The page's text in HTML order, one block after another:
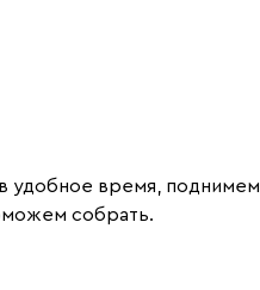
удобное время, поднимем
собрать.